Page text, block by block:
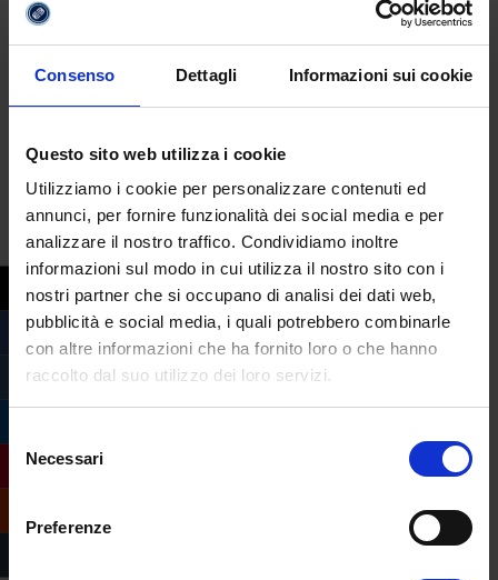
Consenso Dettagli Informazioni sui cookie
Questo sito web utilizza i cookie
Utilizziamo i cookie per personalizzare contenuti ed
annunci, per fornire funzionalità dei social media e per
analizzare il nostro traffico. Condividiamo inoltre
informazioni sul modo in cui utilizza il nostro sito con i
nostri partner che si occupano di analisi dei dati web,
pubblicità e social media, i quali potrebbero combinarle
con altre informazioni che ha fornito loro o che hanno
raccolto dal suo utilizzo dei loro servizi.
delNecessari
Preferenze
trasformandola in un percorso formativo di
lavoro e dell’impresa”,
ha spiegatoil
Altra novità è la creazione del “
coinvolgerà istituti tecnici e professionali in
un percorso unico integrato, con l’ingresso
di docenti ed esperti dal mondo del lavoro.
Il disegno di legge ora dovrà passare al
vaglio delle camere parlamentari, quindi se
ne riparlerà l’anno prossimo.
bullismo MIUR
,